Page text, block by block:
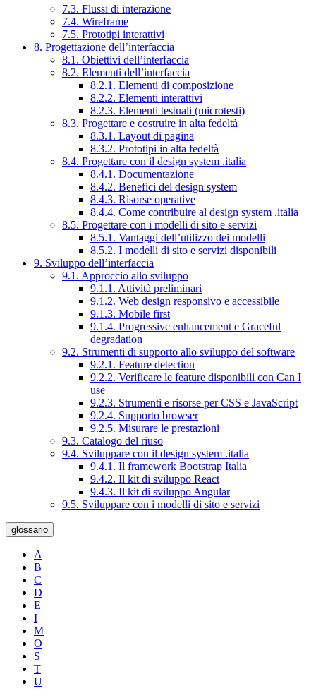
7.3. Flussi di interazione
7.4. Wireframe
7.5. Prototipi interattivi
8. Progettazione dell’interfaccia
8.1. Obiettivi dell’interfaccia
8.2. Elementi dell’interfaccia
8.2.1. Elementi di composizione
8.2.2. Elementi interattivi
8.2.3. Elementi testuali (microtesti)
8.3. Progettare e costruire in alta fedeltà
8.3.1. Layout di pagina
8.3.2. Prototipi in alta fedeltà
8.4. Progettare con il design system .italia
8.4.1. Documentazione
8.4.2. Benefici del design system
8.4.3. Risorse operative
8.4.4. Come contribuire al design system .italia
8.5. Progettare con i modelli di sito e servizi
8.5.1. Vantaggi dell’utilizzo dei modelli
8.5.2. I modelli di sito e servizi disponibili
9. Sviluppo dell’interfaccia
9.1. Approccio allo sviluppo
9.1.1. Attività preliminari
9.1.2. Web design responsivo e accessibile
9.1.3. Mobile first
9.1.4. Progressive enhancement e Graceful
degradation
9.2. Strumenti di supporto allo sviluppo del software
9.2.1. Feature detection
9.2.2. Verificare le feature disponibili con Can I
use
9.2.3. Strumenti e risorse per CSS e JavaScript
9.2.4. Supporto browser
9.2.5. Misurare le prestazioni
9.3. Catalogo del riuso
9.4. Sviluppare con il design system .italia
9.4.1. Il framework Bootstrap Italia
9.4.2. Il kit di sviluppo React
9.4.3. Il kit di sviluppo Angular
9.5. Sviluppare con i modelli di sito e servizi
glossario
A
B
C
D
E
I
M
O
S
T
U